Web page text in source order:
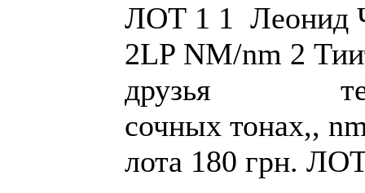
ЛОТ 1 1 Леонид
2LP NM/nm 2
друзья тех.
сочных
лота 180 грн.